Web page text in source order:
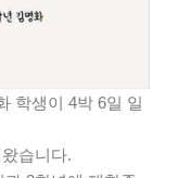
학생이 4박 6일 일
습니다.